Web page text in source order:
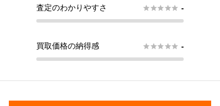
査定のわかりやすさ  -
買取価格の納得感  -